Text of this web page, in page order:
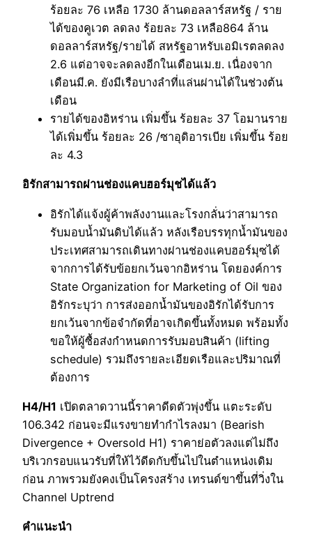
ร้อยละ 76 เหลือ 1730 ล้านดอลลาร์สหรัฐ / ราย
ได้ของคูเวต ลดลง ร้อยละ 73 เหลือ864 ล้าน
ดอลลาร์สหรัฐ/รายได้ สหรัฐอาหรับเอมิเรตลดลง
2.6 แต่อาจจะลดลงอีกในเดือนเม.ย. เนื่องจาก
เดือนมี.ค. ยังมีเรือบางลำที่แล่นผ่านได้ในช่วงต้น
เดือน
รายได้ของอิหร่าน เพิ่มขึ้น ร้อยละ 37 โอมานราย
ได้เพิ่มขึ้น ร้อยละ 26 /ซาอุดิอารเบีย เพิ่มขึ้น ร้อย
ละ 4.3
อิรักสามารถผ่านช่องแคบฮอร์มุชได้แล้ว
อิรักได้แจ้งผู้ค้าพลังงานและโรงกลั่นว่าสามารถ
รับมอบน้ำมันดิบได้แล้ว หลังเรือบรรทุกน้ำมันของ
ประเทศสามารถเดินทางผ่านช่องแคบฮอร์มุซได้
จากการได้รับข้อยกเว้นจากอิหร่าน โดยองค์การ
State Organization for Marketing of Oil ของ
อิรักระบุว่า การส่งออกน้ำมันของอิรักได้รับการ
ยกเว้นจากข้อจำกัดที่อาจเกิดขึ้นทั้งหมด พร้อมทั้ง
ขอให้ผู้ซื้อส่งกำหนดการรับมอบสินค้า (lifting
schedule) รวมถึงรายละเอียดเรือและปริมาณที่
ต้องการ
H4/H1 เปิดตลาดวานนี้ราคาดีดตัวพุ่งขึ้น แตะระดับ
106.342 ก่อนจะมีแรงขายทำกำไรลงมา (Bearish
Divergence + Oversold H1) ราคาย่อตัวลงแต่ไม่ถึง
บริเวกรอบแนวรับที่ให้ไว้ดีดกับขึ้นไปในตำแหน่งเดิม
ก่อน ภาพรวมยังคงเป็นโครงสร้าง เทรนด์ขาขึ้นที่วิ่งใน
Channel Uptrend
คำแนะนำ